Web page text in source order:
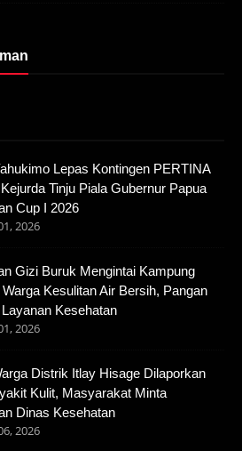
Lepas Kontingen PERTINA
Tinju Piala Gubernur Papua
Cup I 2026
2026
Gizi Buruk Mengintai Kampung
Kesulitan Air Bersih, Pangan
Kesehatan
2026
Distrik Itlay Hisage Dilaporkan
Kulit, Masyarakat Minta
Dinas Kesehatan
2026